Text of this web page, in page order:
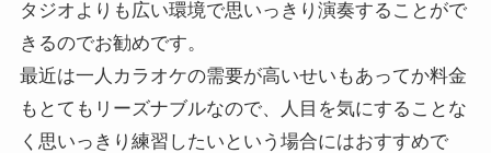
タジオよりも広い環境で思いっきり演奏することがで
きるのでお勧めです。
最近は一人カラオケの需要が高いせいもあってか料金
もとてもリーズナブルなので、人目を気にすることな
く思いっきり練習したいという場合にはおすすめで